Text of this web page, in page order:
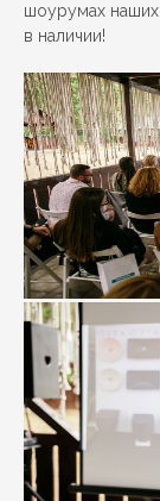
шоурумах наших
в наличии!